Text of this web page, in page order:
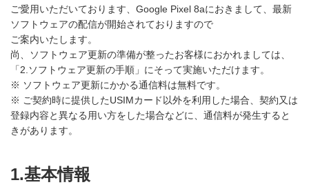
ご愛用いただいております、Google Pixel 8aにおきまして、最新
ソフトウェアの配信が開始されておりますので
ご案内いたします。
尚、ソフトウェア更新の準備が整ったお客様におかれましては、
「2.ソフトウェア更新の手順」にそって実施いただけます。
※ ソフトウェア更新にかかる通信料は無料です。
※ ご契約時に提供したUSIMカード以外を利用した場合、契約又は
登録内容と異なる用い方をした場合などに、通信料が発生すると
きがあります。
1.基本情報